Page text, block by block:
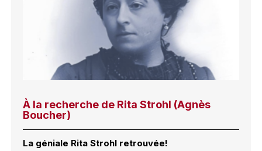
À la recherche de Rita Strohl (Agnès
Boucher)
La géniale Rita Strohl retrouvée!